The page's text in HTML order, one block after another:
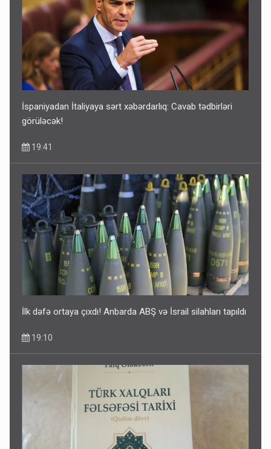
İspaniyadan İtaliyaya sərt xəbərdarlıq: Cavab tədbirləri
görüləcək!
19:41
İlk dəfə ortaya çıxdı! Anbarda ABŞ və İsrail silahları tapıldı
19:10